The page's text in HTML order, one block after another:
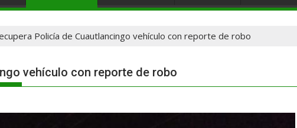
Policía de Cuautlancingo vehículo con reporte de robo
vehículo con reporte de robo